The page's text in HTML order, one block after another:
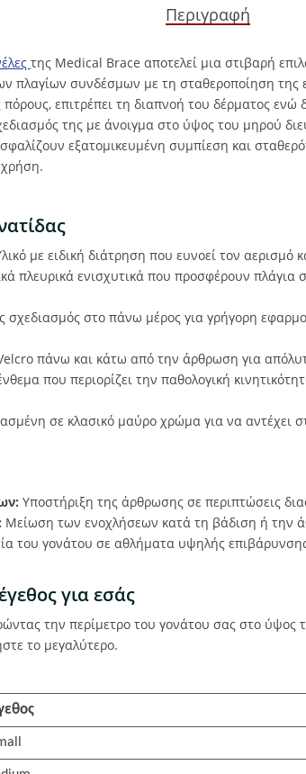
Περιγραφή
της Medical Brace αποτελεί μια στιβαρή
πλαγίων συνδέσμων με τη σταθεροποίηση
επιτρέπει τη διαπνοή του δέρματος
της με άνοιγμα στο ύψος του μηρού
εξατομικευμένη συμπίεση και
χρήση.
με ειδική διάτρηση που ευνοεί τον
πλευρικά ενισχυτικά που προσφέρουν πλάγια
σχεδιασμός στο πάνω μέρος για γρήγορη
πάνω και κάτω από την άρθρωση για
που περιορίζει την παθολογική
σε κλασικό μαύρο χρώμα για να αντέχει
Υποστήριξη της άρθρωσης σε περιπτώσεις
Μείωση των ενοχλήσεων κατά τη βάδιση ή την
του γονάτου σε αθλήματα υψηλής
για εσάς
την περίμετρο του γονάτου σας στο
το μεγαλύτερο.